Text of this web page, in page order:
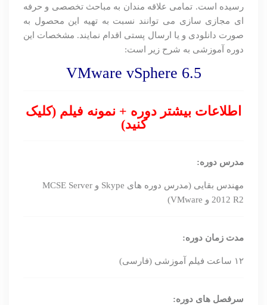
رسیده است. تمامی علاقه مندان به مباحث تخصصی و حرفه
ای مجازی سازی می توانند نسبت به تهیه این محصول به
صورت دانلودی و یا ارسال پستی اقدام نمایند. مشخصات این
دوره آموزشی به شرح زیر است:
VMware vSphere 6.5
اطلاعات بیشتر دوره + نمونه فیلم (کلیک
کنید)
مدرس دوره:
مهندس بقایی (مدرس دوره های Skype و MCSE Server
2012 R2 و VMware)
مدت زمان دوره:
۱۲ ساعت فیلم آموزشی (فارسی)
سرفصل های دوره: